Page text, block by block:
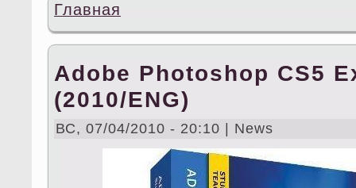
Главная
Adobe Photoshop CS5
(2010/ENG)
ВС, 07/04/2010 - 20:10 | News